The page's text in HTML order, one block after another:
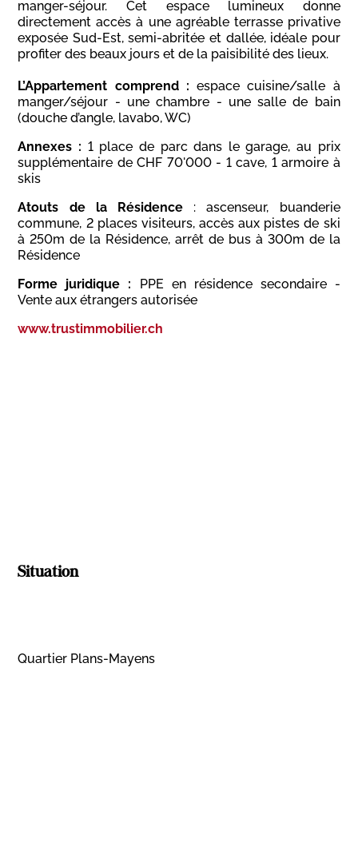
manger-séjour. Cet espace lumineux donne
directement accès à une agréable terrasse privative
exposée Sud-Est, semi-abritée et dallée, idéale pour
profiter des beaux jours et de la paisibilité des lieux.
L’Appartement comprend :espacecuisine/salle à
manger/séjour - une chambre - une salle de bain
(douche d’angle, lavabo, WC)
Annexes : 1 place de parc dans le garage, au prix
supplémentaire de CHF 70'000 - 1 cave, 1 armoire à
skis
Atouts de la Résidence : ascenseur, buanderie
commune, 2 places visiteurs, accès aux pistes de ski
à 250m de la Résidence, arrêt de bus à 300m de la
Résidence
Forme juridique : PPE en résidence secondaire -
Vente aux étrangers autorisée
www.trustimmobilier.ch
Situation
Quartier Plans-Mayens